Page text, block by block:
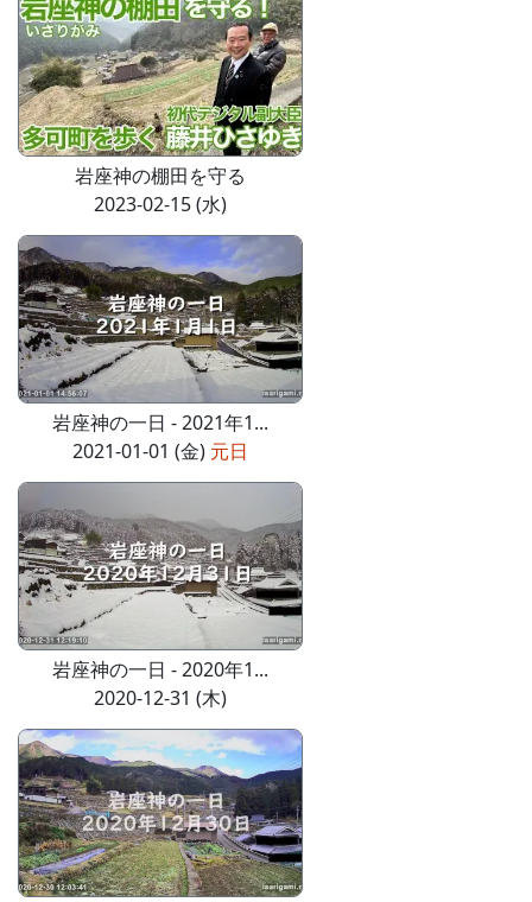
岩座神の棚田を守る
2023-02-15 (水)
岩座神の一日 - 2021年1...
2021-01-01 (金) 元日
岩座神の一日 - 2020年1...
2020-12-31 (木)